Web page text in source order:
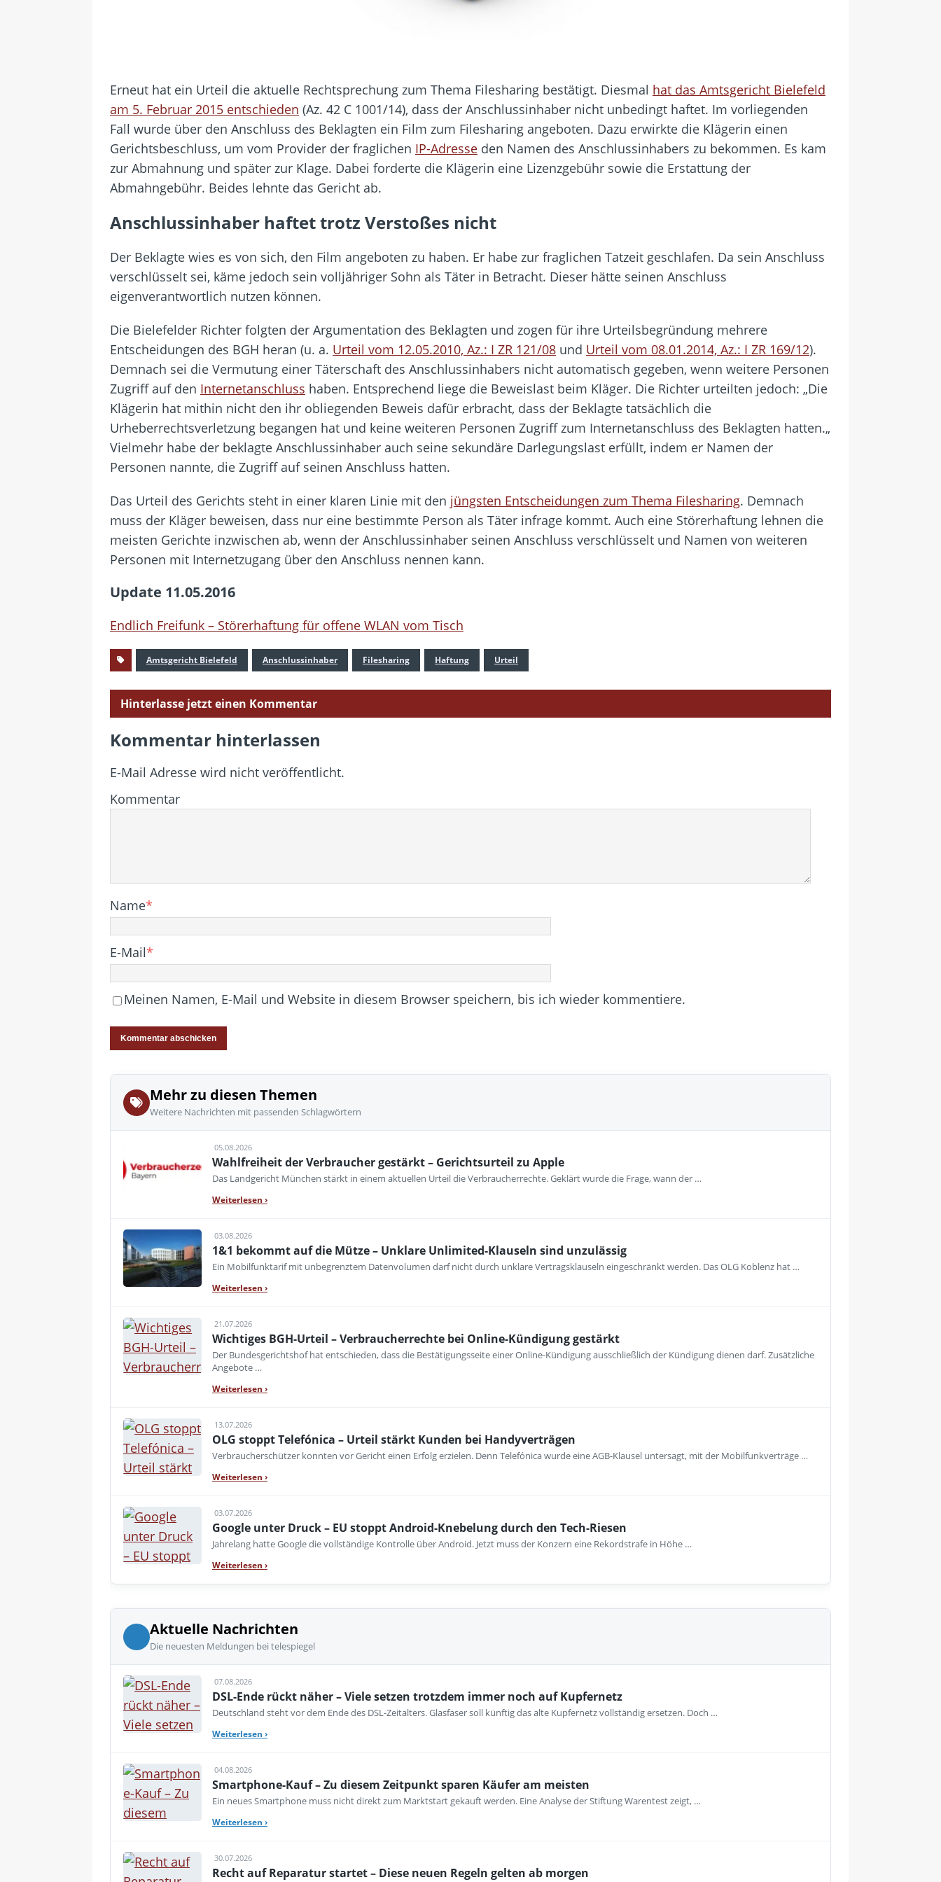
Erneut hat ein Urteil die aktuelle Rechtsprechung zum Thema Filesharing bestätigt. Diesmal hat das Amtsgericht Bielefeld
am 5. Februar 2015 entschieden (Az. 42 C 1001/14), dass der Anschlussinhaber nicht unbedingt haftet. Im vorliegenden
Fall wurde über den Anschluss des Beklagten ein Film zum Filesharing angeboten. Dazu erwirkte die Klägerin einen
Gerichtsbeschluss, um vom Provider der fraglichen IP-Adresse den Namen des Anschlussinhabers zu bekommen. Es kam
zur Abmahnung und später zur Klage. Dabei forderte die Klägerin eine Lizenzgebühr sowie die Erstattung der
Abmahngebühr. Beides lehnte das Gericht ab.
Anschlussinhaber haftet trotz Verstoßes nicht
Der Beklagte wies es von sich, den Film angeboten zu haben. Er habe zur fraglichen Tatzeit geschlafen. Da sein Anschluss
verschlüsselt sei, käme jedoch sein volljähriger Sohn als Täter in Betracht. Dieser hätte seinen Anschluss
eigenverantwortlich nutzen können.
Die Bielefelder Richter folgten der Argumentation des Beklagten und zogen für ihre Urteilsbegründung mehrere
Entscheidungen des BGH heran (u. a. Urteil vom 12.05.2010, Az.: I ZR 121/08 und Urteil vom 08.01.2014, Az.: I ZR 169/12).
Demnach sei die Vermutung einer Täterschaft des Anschlussinhabers nicht automatisch gegeben, wenn weitere Personen
Zugriff auf den Internetanschluss haben. Entsprechend liege die Beweislast beim Kläger. Die Richter urteilten jedoch: „Die
Klägerin hat mithin nicht den ihr obliegenden Beweis dafür erbracht, dass der Beklagte tatsächlich die
Urheberrechtsverletzung begangen hat und keine weiteren Personen Zugriff zum Internetanschluss des Beklagten hatten.„
Vielmehr habe der beklagte Anschlussinhaber auch seine sekundäre Darlegungslast erfüllt, indem er Namen der
Personen nannte, die Zugriff auf seinen Anschluss hatten.
Das Urteil des Gerichts steht in einer klaren Linie mit den jüngsten Entscheidungen zum Thema Filesharing. Demnach
muss der Kläger beweisen, dass nur eine bestimmte Person als Täter infrage kommt. Auch eine Störerhaftung lehnen die
meisten Gerichte inzwischen ab, wenn der Anschlussinhaber seinen Anschluss verschlüsselt und Namen von weiteren
Personen mit Internetzugang über den Anschluss nennen kann.
Update 11.05.2016
Endlich Freifunk – Störerhaftung für offene WLAN vom Tisch
Amtsgericht Bielefeld Anschlussinhaber Filesharing Haftung Urteil
Hinterlasse jetzt einen Kommentar
Kommentar hinterlassen
E-Mail Adresse wird nicht veröffentlicht.
Kommentar
Name*
E-Mail*
Meinen Namen, E-Mail und Website in diesem Browser speichern, bis ich wieder kommentiere.
Mehr zu diesen Themen
Weitere Nachrichten mit passenden Schlagwörtern
05.08.2026
Wahlfreiheit der Verbraucher gestärkt – Gerichtsurteil zu Apple
Das Landgericht München stärkt in einem aktuellen Urteil die Verbraucherrechte. Geklärt wurde die Frage, wann der …
Weiterlesen ›
03.08.2026
1&1 bekommt auf die Mütze – Unklare Unlimited-Klauseln sind unzulässig
Ein Mobilfunktarif mit unbegrenztem Datenvolumen darf nicht durch unklare Vertragsklauseln eingeschränkt werden. Das OLG Koblenz hat …
Weiterlesen ›
21.07.2026
Wichtiges BGH-Urteil – Verbraucherrechte bei Online-Kündigung gestärkt
Der Bundesgerichtshof hat entschieden, dass die Bestätigungsseite einer Online-Kündigung ausschließlich der Kündigung dienen darf. Zusätzliche
Angebote …
Weiterlesen ›
13.07.2026
OLG stoppt Telefónica – Urteil stärkt Kunden bei Handyverträgen
Verbraucherschützer konnten vor Gericht einen Erfolg erzielen. Denn Telefónica wurde eine AGB-Klausel untersagt, mit der Mobilfunkverträge …
Weiterlesen ›
03.07.2026
Google unter Druck – EU stoppt Android-Knebelung durch den Tech-Riesen
Jahrelang hatte Google die vollständige Kontrolle über Android. Jetzt muss der Konzern eine Rekordstrafe in Höhe …
Weiterlesen ›
Aktuelle Nachrichten
Die neuesten Meldungen bei telespiegel
07.08.2026
DSL-Ende rückt näher – Viele setzen trotzdem immer noch auf Kupfernetz
Deutschland steht vor dem Ende des DSL-Zeitalters. Glasfaser soll künftig das alte Kupfernetz vollständig ersetzen. Doch …
Weiterlesen ›
04.08.2026
Smartphone-Kauf – Zu diesem Zeitpunkt sparen Käufer am meisten
Ein neues Smartphone muss nicht direkt zum Marktstart gekauft werden. Eine Analyse der Stiftung Warentest zeigt, …
Weiterlesen ›
30.07.2026
Recht auf Reparatur startet – Diese neuen Regeln gelten ab morgen